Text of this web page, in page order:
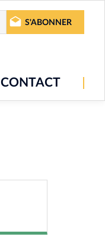
S'ABONNER
CONTACT